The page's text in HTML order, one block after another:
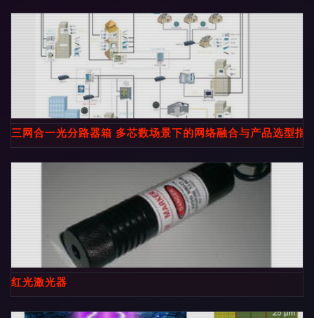
三网合一光分路器箱 多芯数场景下的网络融合与产品选型指
红光激光器